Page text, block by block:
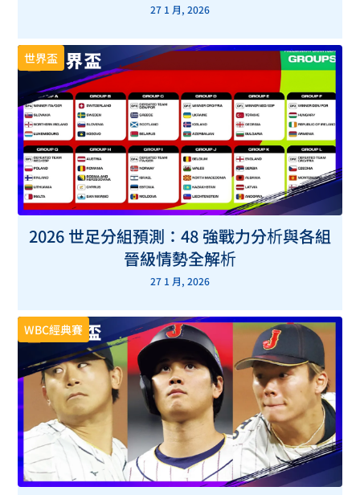
27 1 月, 2026
世界盃
2026 世足分組預測：48 強戰力分析與各組
晉級情勢全解析
27 1 月, 2026
WBC經典賽